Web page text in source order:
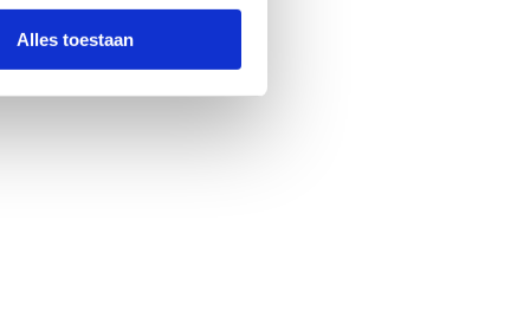
Alles toestaan